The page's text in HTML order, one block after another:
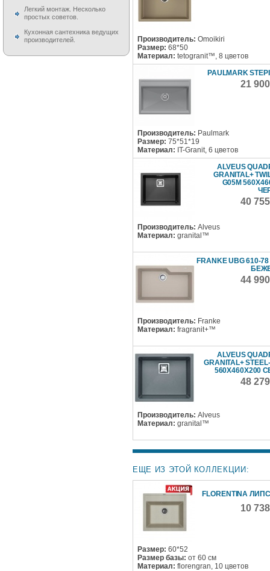
Производитель: Omoikiri
Размер: 68*50
Материал: tetogranit™, 8 цветов
PAULMARK
21
Производитель: Paulmark
Размер: 75*51*19
Материал: IT-Granit, 6 цветов
ALVEUS
GRANITAL+
G05M
40
Производитель: Alveus
Материал: granital™
FRANKE UBG 610-
44
Производитель: Franke
Материал: fragranit+™
ALVEUS
GRANITAL+
560X460X200
48
Производитель: Alveus
Материал: granital™
ЕЩЕ ИЗ ЭТОЙ КОЛЛЕКЦИИ:
FLORENTINA
10
Размер: 60*52
Размер базы: от 60 см
Материал: florengran, 10 цветов
Легкий монтаж. Несколько
простых советов.
Кухонная сантехника ведущих
производителей.